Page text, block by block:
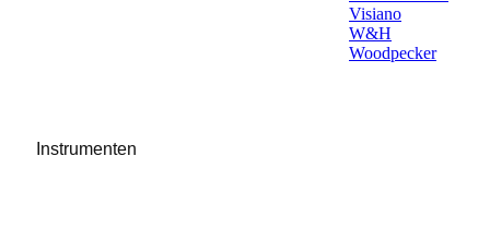
Visiano
W&H
Woodpecker
Instrumenten